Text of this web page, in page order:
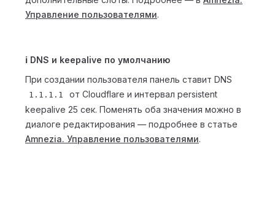
Управление пользователями.
ℹ️ DNS и keepalive по умолчанию
При создании пользователя панель ставит DNS
1.1.1.1
от Cloudflare и интервал persistent
keepalive 25 сек. Поменять оба значения можно в
диалоге редактирования — подробнее в статье
Amnezia. Управление пользователями.